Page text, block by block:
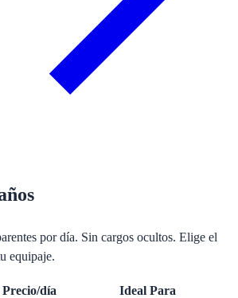
por día. Sin cargos ocultos. Elige el
equipaje.
Precio/día
Ideal Para